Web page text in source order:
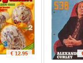
€ 12.95